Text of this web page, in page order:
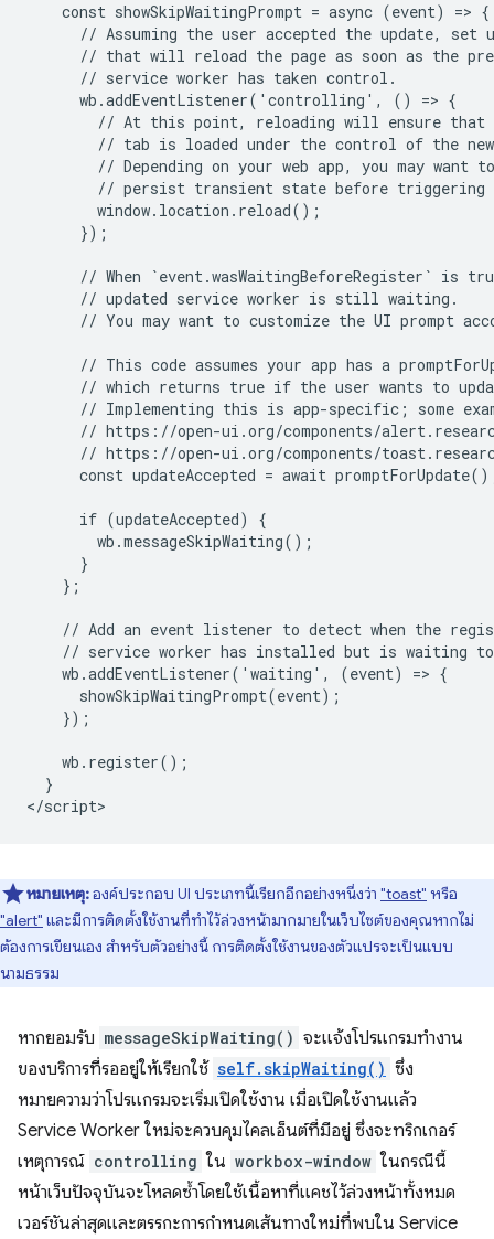
    const showSkipWaitingPrompt = async (event) => {
// Assuming the user accepted the update, set
// that will reload the page as soon as the
      // service worker has taken control.
      wb.addEventListener('controlling', () => {
// At this point, reloading will ensure that
// tab is loaded under the control of the
// Depending on your web app, you may want
// persist transient state before triggering
        window.location.reload();
      });
// When `event.wasWaitingBeforeRegister` is
      // updated service worker is still waiting.
// You may want to customize the UI prompt
// This code assumes your app has a
// which returns true if the user wants to
// Implementing this is app-specific; some
// https://open-ui.org/components/
// https://open-ui.org/components/
const updateAccepted = await
      if (updateAccepted) {
        wb.messageSkipWaiting();
      }
    };
// Add an event listener to detect when the
// service worker has installed but is waiting
    wb.addEventListener('waiting', (event) => {
      showSkipWaitingPrompt(event);
    });
    wb.register();
  }
หมายเหตุ:องค์ประกอบ UI ประเภทนี้เรียกอีกอย่างหนึ่งว่า "toast" หรือ
"alert" และมีการติดตั้งใช้งานที่ทำไว้ล่วงหน้ามากมายในเว็บไซต์ของคุณหากไม่
ต้องการเขียนเอง สำหรับตัวอย่างนี้ การติดตั้งใช้งานของตัวแปรจะเป็นแบบ
นามธรรม
หากยอมรับ messageSkipWaiting() จะแจ้งโปรแกรมทำงาน
ของบริการที่รออยู่ให้เรียกใช้ self.skipWaiting() ซึ่ง
หมายความว่าโปรแกรมจะเริ่มเปิดใช้งาน เมื่อเปิดใช้งานแล้ว
Service Worker ใหม่จะควบคุมไคลเอ็นต์ที่มีอยู่ ซึ่งจะทริกเกอร์
เหตุการณ์ controlling ใน workbox-window ในกรณีนี้
หน้าเว็บปัจจุบันจะโหลดซ้ำโดยใช้เนื้อหาที่แคชไว้ล่วงหน้าทั้งหมด
เวอร์ชันล่าสุดและตรรกะการกําหนดเส้นทางใหม่ที่พบใน Service